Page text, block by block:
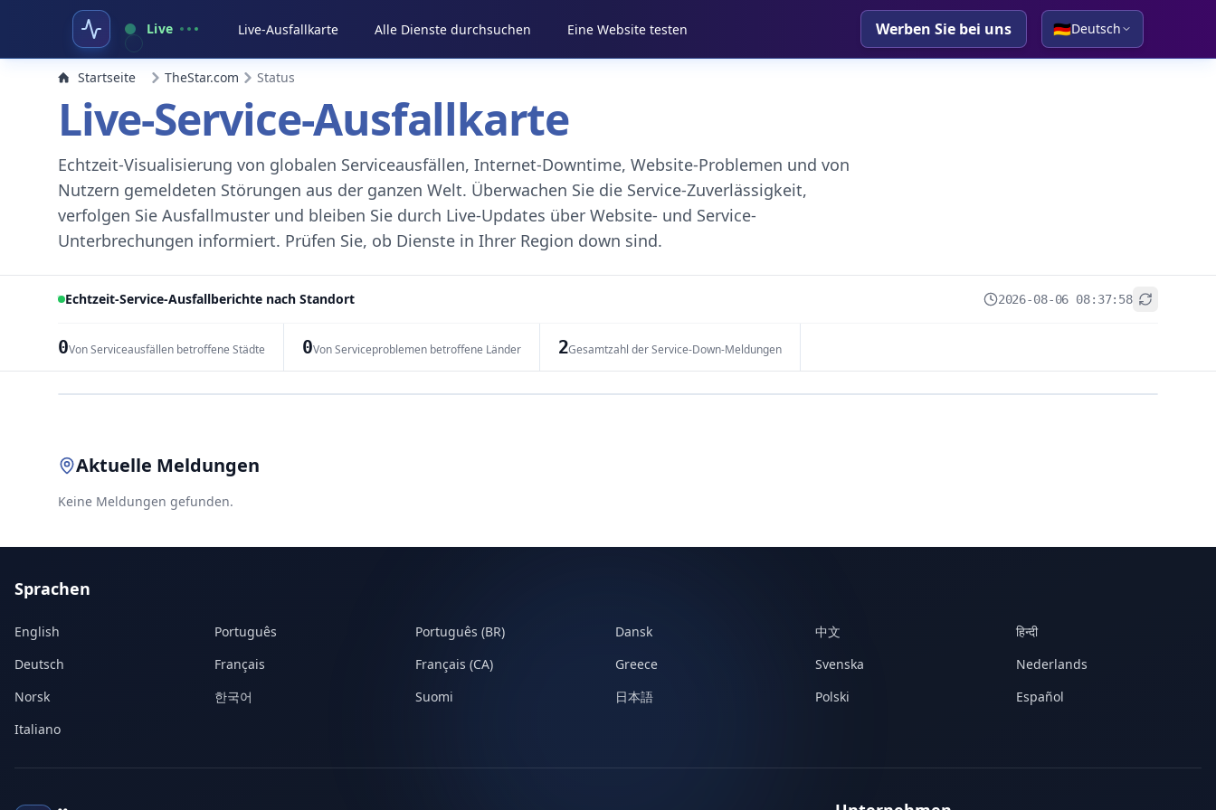
Live Live-Ausfallkarte Alle Dienste durchsuchen Eine Website testen Werben Sie bei uns 🇩🇪Deutsch
Startseite TheStar.com Status
Live-Service-Ausfallkarte
Echtzeit-Visualisierung von globalen Serviceausfällen, Internet-Downtime, Website-Problemen und von
Nutzern gemeldeten Störungen aus der ganzen Welt. Überwachen Sie die Service-Zuverlässigkeit,
verfolgen Sie Ausfallmuster und bleiben Sie durch Live-Updates über Website- und Service-
Unterbrechungen informiert. Prüfen Sie, ob Dienste in Ihrer Region down sind.
Echtzeit-Service-Ausfallberichte nach Standort 2026-08-06 08:37:58
0Von Serviceausfällen betroffene Städte 0Von Serviceproblemen betroffene Länder 2Gesamtzahl der Service-Down-Meldungen
Aktuelle Meldungen
Keine Meldungen gefunden.
Sprachen
English Português Português (BR) Dansk 中文
हिन्दी
Deutsch
Français Français (CA) Greece Svenska
Nederlands
Norsk
한국어 Suomi 日本語 Polski
Español
Italiano